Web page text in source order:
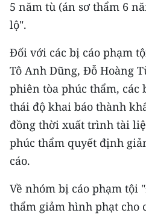
ENGLISH
FRANÇAIS
РУССКИЙ
ESPAÑOL
한국어
5 năm tù (án sơ thẩm 6
lộ".
Đối với các bị cáo phạm
Tô Anh Dũng, Đỗ Hoàng
phiên tòa phúc thẩm, các
thái độ khai báo thành
đồng thời xuất trình tài
phúc thẩm quyết định
cáo.
Về nhóm bị cáo phạm tội
thẩm giảm hình phạt cho